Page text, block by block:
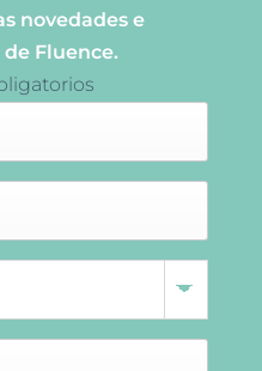
novedades e
Fluence.